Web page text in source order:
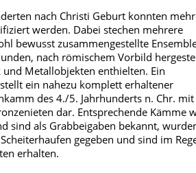
nach Christi Geburt konnten
werden. Dabei stechen mehrere
bewusst zusammengestellte
nach römischem Vorbild
Metallobjekten enthielten. Ein
ein nahezu komplett erhaltener
des 4./5. Jahrhunderts n. Chr. mit
dar. Entsprechende Kämme
sind als Grabbeigaben bekannt,
gegeben und sind im
erhalten.